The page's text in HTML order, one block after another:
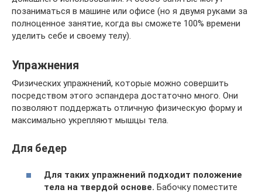
позаниматься в машине или офисе (но я двумя руками за
полноценное занятие, когда вы сможете 100% времени
уделить себе и своему телу).
Упражнения
Физических упражнений, которые можно совершить
посредством этого эспандера достаточно много. Они
позволяют поддержать отличную физическую форму и
максимально укрепляют мышцы тела.
Для бедер
Для таких упражнений подходит положение
тела на твердой основе. Бабочку поместите